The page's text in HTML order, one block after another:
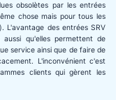
obsolètes par les entrées
chose mais pour tous les
L'avantage des entrées SRV
qu'elles permettent de
service ainsi que de faire de
L'inconvénient c'est
clients qui gèrent les